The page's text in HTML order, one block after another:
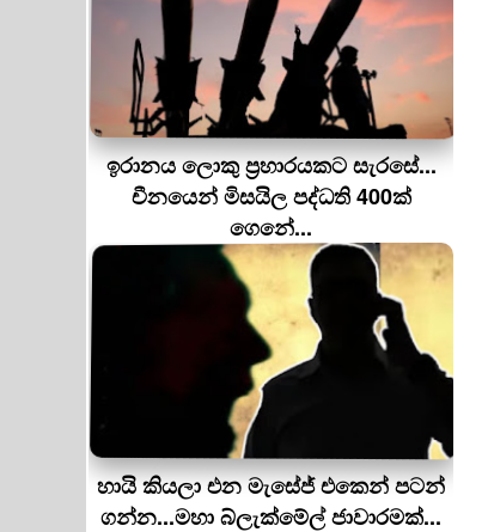
ඉරානය ලොකු ප‍්‍රහාරයකට සැරසේ...
චීනයෙන් මිසයිල පද්ධති 400ක්
ගෙනේ...
හායි කියලා එන මැසේජ් එකෙන් පටන්
ගන්න...මහා බ්ලැක්මේල් ජාවාරමක්...